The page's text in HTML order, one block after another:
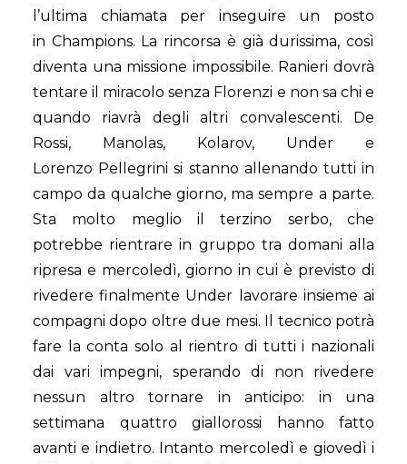
l’ultima chiamata per inseguire un posto
in Champions. La rincorsa è già durissima, così
diventa una missione impossibile. Ranieri dovrà
tentare il miracolo senza Florenzi e non sa chi e
quando riavrà degli altri convalescenti. De
Rossi, Manolas, Kolarov, Under e
Lorenzo Pellegrini si stanno allenando tutti in
campo da qualche giorno, ma sempre a parte.
Sta molto meglio il terzino serbo, che
potrebbe rientrare in gruppo tra domani alla
ripresa e mercoledì, giorno in cui è previsto di
rivedere finalmente Under lavorare insieme ai
compagni dopo oltre due mesi. Il tecnico potrà
fare la conta solo al rientro di tutti i nazionali
dai vari impegni, sperando di non rivedere
nessun altro tornare in anticipo: in una
settimana quattro giallorossi hanno fatto
avanti e indietro. Intanto mercoledì e giovedì i